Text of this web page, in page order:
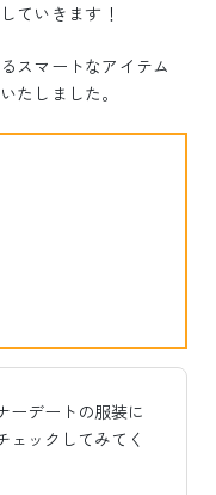
ていきます！
スマートなアイテム
たしました。
ーデートの服装に
ェックしてみてく